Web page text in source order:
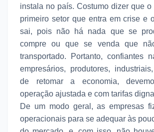
instala no país. Costumo dizer que o
primeiro setor que entra em crise e
sai, pois não há nada que se
compre ou que se venda que
transportado. Portanto, confiantes
empresários, produtores,
de retomar a economia,
operação ajustada e com tarifas
De um modo geral, as empresas
operacionais para se adequar às